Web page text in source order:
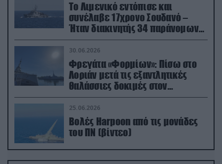
Το Λιμενικό εντόπισε και
συνέλαβε 17χρονο Σουδανό –
Ήταν διακινητής 34 παράνομων
μεταναστών
30.06.2026
Φρεγάτα «Φορμίων»: Πίσω στο
Λοριάν μετά τις εξαντλητικές
θαλάσσιες δοκιμές στον
απαιτητικό Βισκαϊκό
25.06.2026
Βολές Harpoon από τις μονάδες
του ΠΝ (βίντεο)